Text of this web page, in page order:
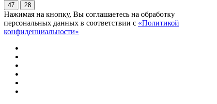
47 28
Нажимая на кнопку, Вы соглашаетесь на обработку
персональных данных в соответствии с «Политикой
конфиденциальности»